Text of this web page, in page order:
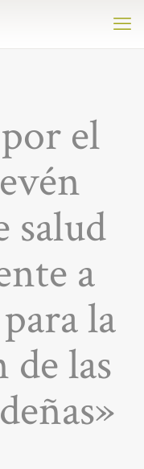
el
salud
a
la
de las